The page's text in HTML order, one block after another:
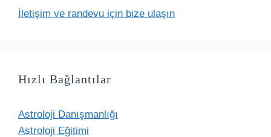
İletişim ve randevu için bize ulaşın
Hızlı Bağlantılar
Astroloji Danışmanlığı
Astroloji Eğitimi